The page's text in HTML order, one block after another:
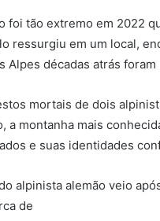
foi tão extremo em 2022
ressurgiu em um local,
Alpes décadas atrás
mortais de dois
a montanha mais
e suas identidades
alpinista alemão veio
de